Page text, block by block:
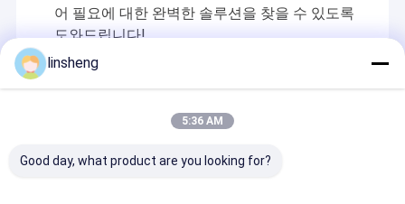
어 필요에 대한 완벽한 솔루션을 찾을 수 있도록
도와드립니다!
권장 제품
linsheng
5:36 AM
Good day, what product are you looking for?